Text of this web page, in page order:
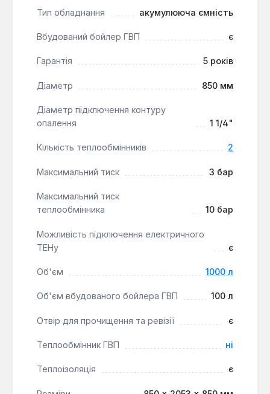
зручним для інтеграції в різні технічні приміщення.
Гідроакумулятори Reflex Refix DT
застосовуються у підвищувальних насосних
водопостачання та для комплектації
ефективну та безпечну експлуатацію.
Тип обладнання акумулююча ємність
Вбудований бойлер ГВП є
Гарантія 5 років
Діаметр 850 мм
Діаметр підключення контуру
опалення
1 1/4"
Кількість теплообмінників 2
Максимальний тиск 3 бар
Максимальний тиск
теплообмінника
10 бар
Можливість підключення електричного
ТЕНу
є
Об'єм 1000 л
Об'єм вбудованого бойлера ГВП 100 л
Отвір для прочищення та ревізії є
Теплообмінник ГВП ні
Теплоізоляція є